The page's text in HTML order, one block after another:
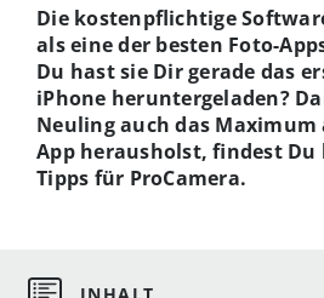
Die kostenpflichtige
als eine der besten Foto-
Du hast sie Dir gerade das
iPhone heruntergeladen?
Neuling auch das Maximum
App herausholst, findest Du
Tipps für ProCamera.